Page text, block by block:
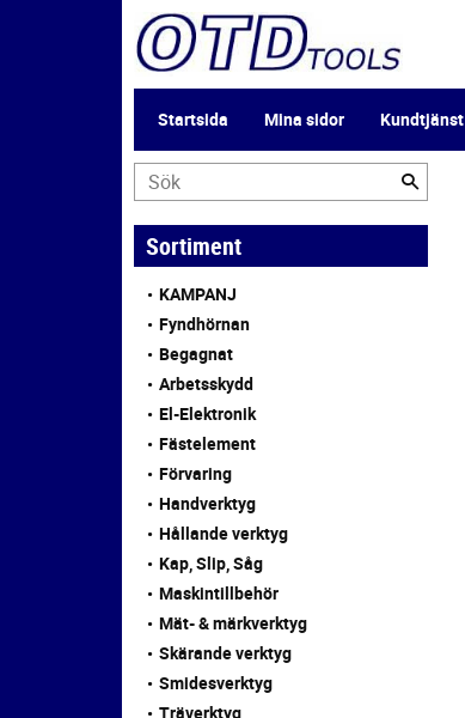
Startsida Mina sidor Kundtjänst
Sortiment
KAMPANJ
Fyndhörnan
Begagnat
Arbetsskydd
El-Elektronik
Fästelement
Förvaring
Handverktyg
Hållande verktyg
Kap, Slip, Såg
Maskintillbehör
Mät- & märkverktyg
Skärande verktyg
Smidesverktyg
Träverktyg